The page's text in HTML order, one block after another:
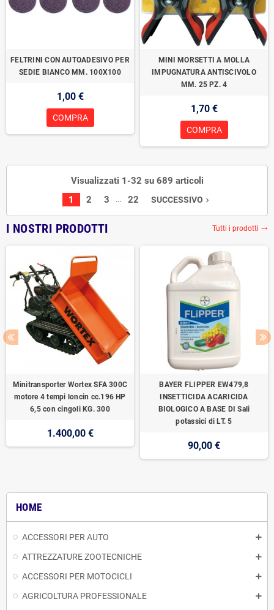
HOME
ACCESSORI PER AUTO
ATTREZZATURE ZOOTECNICHE
ACCESSORI PER MOTOCICLI
AGRICOLTURA PROFESSIONALE
FELTRINI CON AUTOADESIVO PER
SEDIE BIANCO MM. 100X100
1,00 €
COMPRA
MINI MORSETTI A MOLLA
IMPUGNATURA ANTISCIVOLO
MM. 25 PZ. 4
1,70 €
COMPRA
Visualizzati 1-32 su 689 articoli
1
2 3 … 22 SUCCESSIVO navigate_next
I NOSTRI PRODOTTI Tutti i prodotti trending_flat
Minitransporter Wortex SFA 300C
motore 4 tempi loncin cc.196 HP
6,5 con cingoli KG. 300
1.400,00 €
BAYER FLIPPER EW479,8
INSETTICIDA ACARICIDA
BIOLOGICO A BASE DI Sali
potassici di LT. 5
90,00 €